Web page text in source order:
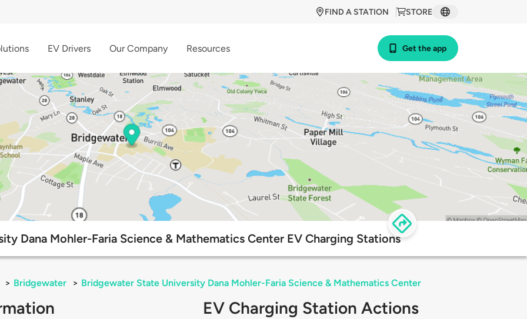
STORE
FIND A STATION
EV Drivers Our Company Resources Get the app
Dana Mohler-Faria Science & Mathematics Center EV Charging Stations
> Bridgewater > Bridgewater State University Dana Mohler-Faria Science & Mathematics Center
EV Charging Station Actions